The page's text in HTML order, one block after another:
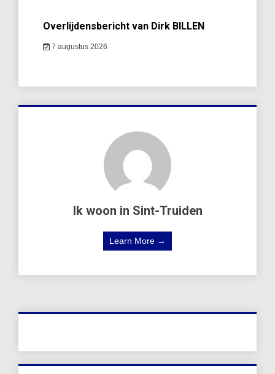
Overlijdensbericht van Dirk BILLEN
7 augustus 2026
Ik woon in Sint-Truiden
Learn More →